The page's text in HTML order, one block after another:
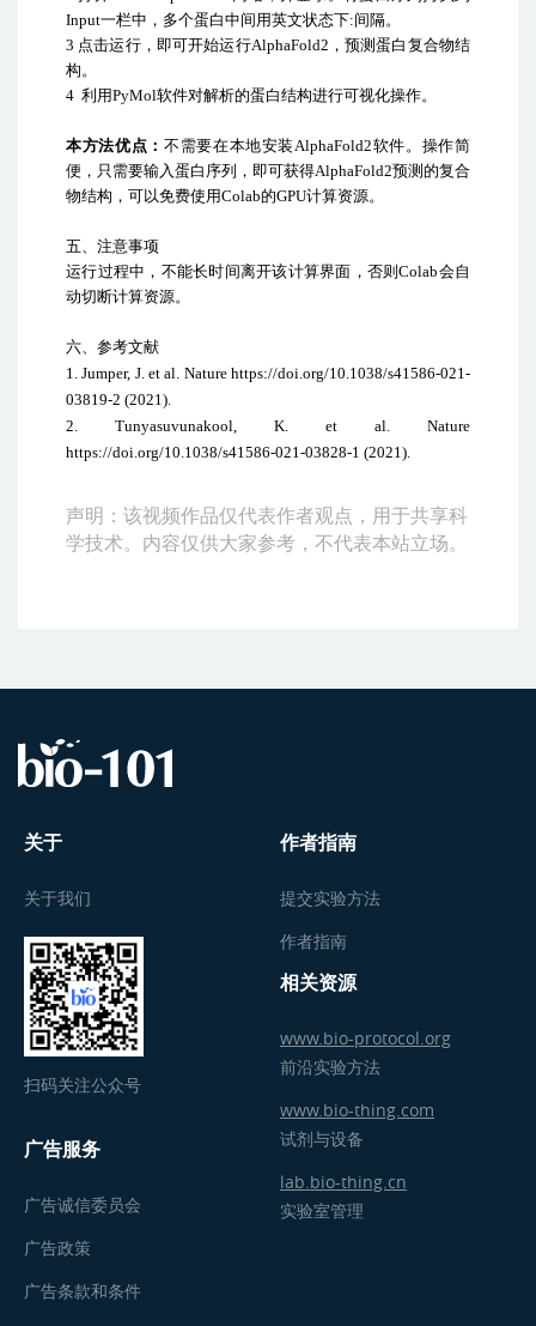
Input一栏中，多个蛋白中间用英文状态下:间隔。
3 点击运行，即可开始运行AlphaFold2 ，预测蛋白复合物结
构。
4 利用PyMol软件对解析的蛋白结构进行可视化操作。
本方法优点： 不需要在本地安装 AlphaFold2软件。操作简
便，只需要输入蛋白序列，即可获得AlphaFold2预测的复合
物结构，可以免费使用Colab的GPU计算资源。
五、注意事项
运行过程中，不能长时间离开该计算界面，否则Colab会自
动切断计算资源。
六、 参考文献
1. Jumper, J. et al. Nature https://doi.org/10.1038/s41586-021-
03819-2 (2021).
2. Tunyasuvunakool, K. et al. Nature
https://doi.org/10.1038/s41586-021-03828-1 (2021).
声明：该视频作品仅代表作者观点，用于共享科
学技术。内容仅供大家参考，不代表本站立场。
关于
关于我们
扫码关注公众号
广告服务
广告诚信委员会
广告政策
广告条款和条件
作者指南
提交实验方法
作者指南
相关资源
www.bio-protocol.org
前沿实验方法
www.bio-thing.com
试剂与设备
lab.bio-thing.cn
实验室管理